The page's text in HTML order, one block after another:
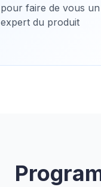
pour faire de vous un
expert du produit